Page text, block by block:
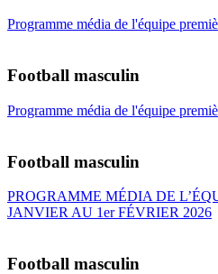
Programme média de l'équipe
Football masculin
Programme média de l'équipe
Football masculin
PROGRAMME MÉDIA DE
JANVIER AU 1er FÉVRIER 2026
Football masculin